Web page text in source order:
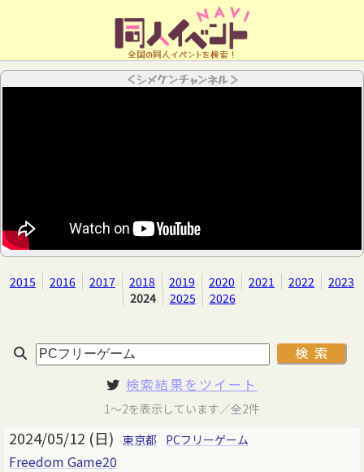
全国の同人イベントを検索！
＜シメケンチャンネル＞
2015 2016 2017 2018 2019 2020 2021 2022
2023
2024
2025 2026
検索結果をツイート
1～2を表示しています／全2件
2024/05/12 (日) 東京都 PCフリーゲーム
Freedom Game20